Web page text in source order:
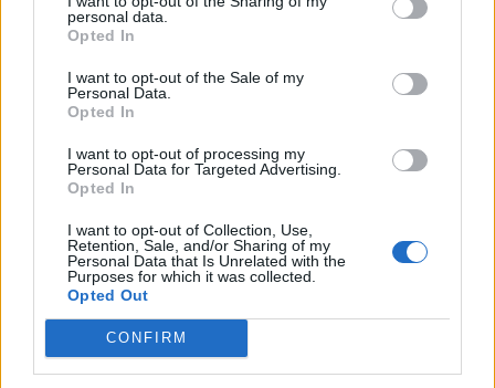
personal data.
Opted In
I want to opt-out of the Sale of my
Personal Data.
Opted In
I want to opt-out of processing my
Personal Data for Targeted Advertising.
Opted In
I want to opt-out of Collection, Use,
Retention, Sale, and/or Sharing of my
Personal Data that Is Unrelated with the
Purposes for which it was collected.
Opted Out
CONFIRM